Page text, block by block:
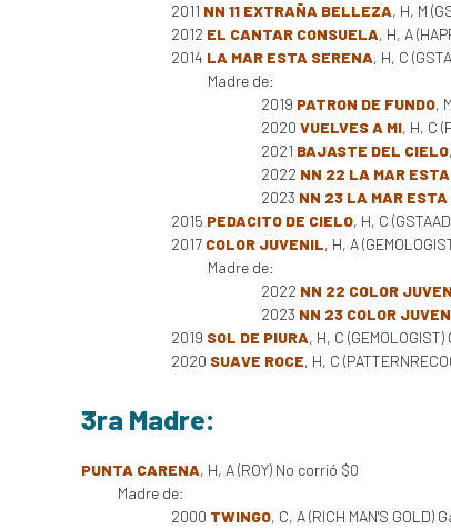
2011 NN 11 EXTRAÑA BELLEZA, H, M
2012 EL CANTAR CONSUELA, H, A
2014 LA MAR ESTA SERENA, H, C
Madre de:
2019 PATRON DE FUNDO,
2020 VUELVES A MI, H, C
2021 BAJASTE DEL CIELO
2022 NN 22 LA MAR
2023 NN 23 LA MAR ESTA
2015 PEDACITO DE CIELO, H, C
2017 COLOR JUVENIL, H, A
Madre de:
2022 NN 22 COLOR
2023 NN 23 COLOR
2019 SOL DE PIURA, H, C
2020 SUAVE ROCE, H, C
3ra Madre:
PUNTA CARENA, H, A (ROY) No corrió $0
Madre de:
2000 TWINGO, C, A (RICH MAN'S GOLD)